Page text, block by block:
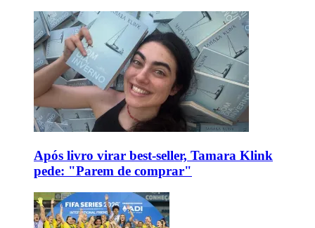
Após livro virar best-seller, Tamara Klink
pede: "Parem de comprar"